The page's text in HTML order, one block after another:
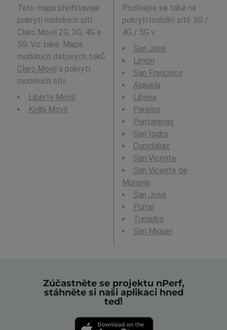
Tato mapa představuje
pokrytí mobilních sítí
Claro Movil 2G, 3G, 4G a
5G. Viz také: Mapa
mobilních datových toků
Claro Movil a pokrytí
mobilních sítí .
Liberty Movil
Kolbi Movil
Podívejte se také na
pokrytí mobilní sítě 3G /
4G / 5G v :
San José
Limón
San Francisco
Alajuela
Liberia
Paraíso
Puntarenas
San Isidro
Curridabat
San Vicente
San Vicente de
Moravia
San José
Purral
Turrialba
San Miguel
Zúčastněte se projektu nPerf,
stáhněte si naši aplikaci hned
teď!